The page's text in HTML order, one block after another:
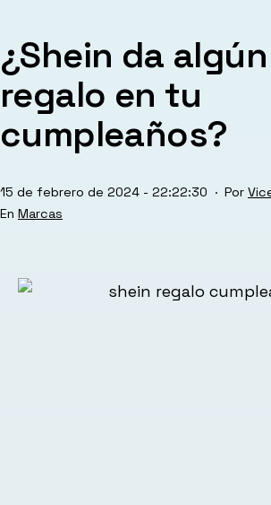
¿Shein da algún
regalo en tu
cumpleaños?
Publicada
el
15 de febrero de 2024 - 22:22:30 Por
Categorizado
Marcas